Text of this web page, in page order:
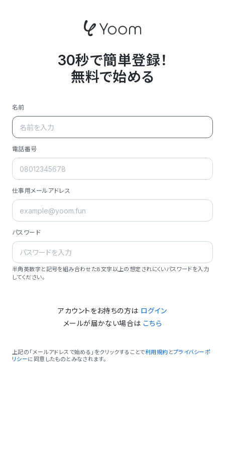
30秒で簡単登録！
無料で始める
名前
電話番号
仕事用メールアドレス
パスワード
半角英数字と記号を組み合わせた8文字以上の想定されにくいパスワードを入力
してください。
アカウントをお持ちの方は ログイン
メールが届かない場合は こちら
上記の「メールアドレスで始める」をクリックすることで利用規約 とプライバシーポ
リシーに同意したものとみなされます。